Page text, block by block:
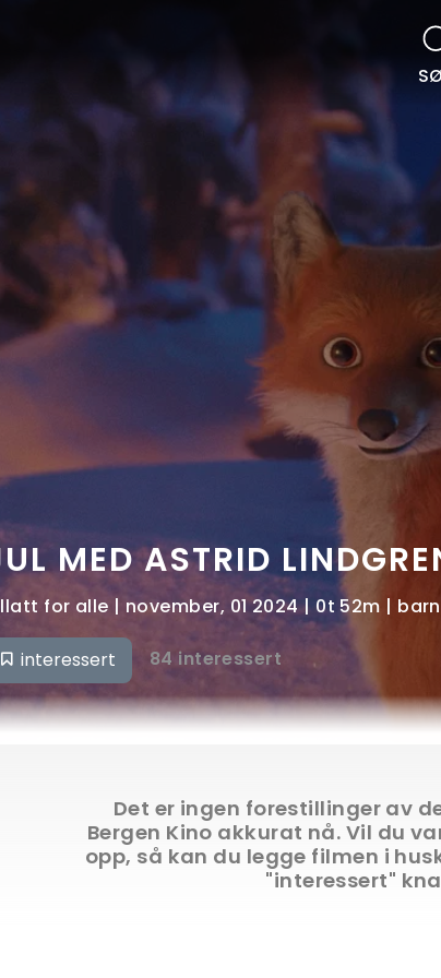
MED ASTRID
for alle | november, 01 2024 | 0t 52m |
interessert 84 interessert
Det er ingen forestillinger av
Bergen Kino akkurat nå. Vil du
opp, så kan du legge filmen i
"interessert"